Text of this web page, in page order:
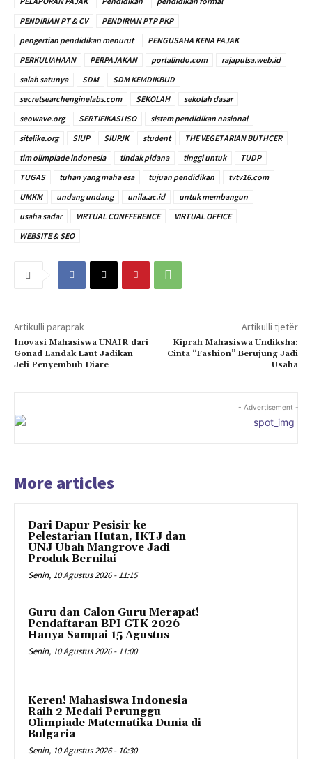
PENDIRIAN PT & CV
PENDIRIAN PTP PKP
pengertian pendidikan menurut
PENGUSAHA KENA PAJAK
PERKULIAHAAN
PERPAJAKAN portalindo.com
rajapulsa.web.id
salah satunya
SDM
SDM KEMDIKBUD
secretsearchenginelabs.com
SEKOLAH
sekolah dasar
seowave.org
SERTIFIKASI ISO
sistem pendidikan nasional
sitelike.org
SIUP SIUPJK student
THE VEGETARIAN BUTHCER
tim olimpiade indonesia
tindak pidana tinggi untuk
TUDP
TUGAS
tuhan yang maha esa tujuan pendidikan
tvtv16.com
UMKM
undang undang unila.ac.id
untuk membangun
usaha sadar
VIRTUAL CONFFERENCE
VIRTUAL OFFICE
WEBSITE & SEO
Artikulli paraprak
Inovasi Mahasiswa UNAIR dari
Gonad Landak Laut Jadikan
Jeli Penyembuh Diare
Artikulli tjetër
Kiprah Mahasiswa Undiksha:
Cinta “Fashion” Berujung Jadi
Usaha
- Advertisement -
More articles
Dari Dapur Pesisir ke
Pelestarian Hutan, IKTJ dan
UNJ Ubah Mangrove Jadi
Produk Bernilai
Senin, 10 Agustus 2026 - 11:15
Guru dan Calon Guru Merapat!
Pendaftaran BPI GTK 2026
Hanya Sampai 15 Agustus
Senin, 10 Agustus 2026 - 11:00
Keren! Mahasiswa Indonesia
Raih 2 Medali Perunggu
Olimpiade Matematika Dunia di
Bulgaria
Senin, 10 Agustus 2026 - 10:30